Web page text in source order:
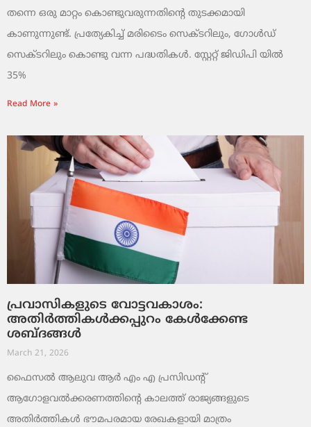
തന്നെ ഒരു മാറ്റം കൊണ്ടുവരുന്നതിന്റെ തുടക്കമായി
കാണുന്നുണ്ട്. പ്രത്യേകിച്ച് മരിടൈം സെക്ടറിലും, ഗോൾഡ്
സെക്ടറിലും കൊണ്ടു വന്ന പദ്ധതികൾ. സ്റ്റേറ്റ് ജിഡിപി യിൽ
35%
Read More »
പ്രവാസികളുടെ വോട്ടവകാശം:
അതിർത്തികൾക്കപ്പുറം കേൾക്കേണ്ട
ശബ്ദങ്ങൾ
March 21, 2026
ഫൈസൽ ആലുവ ആർ എം എ പ്രസിഡന്റ്
ആഗോളവൽക്കരണത്തിന്റെ കാലത്ത് രാജ്യങ്ങളുടെ
അതിർത്തികൾ ഭൗമപരമായ രേഖകളായി മാത്രം